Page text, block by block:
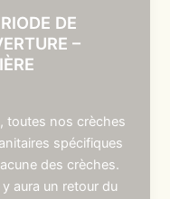
DE
–
toutes nos crèches
spécifiques
des crèches.
aura un retour du